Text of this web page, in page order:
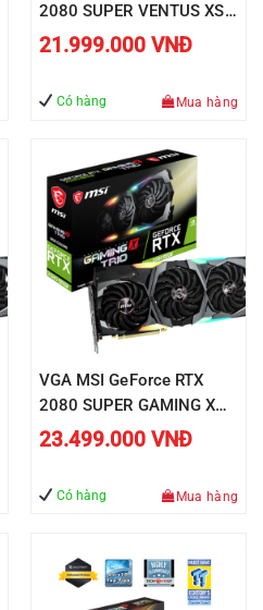
2080 SUPER VENTUS XS
OC
21.999.000 VNĐ
Có hàng Mua hàng
VGA MSI GeForce RTX
2080 SUPER GAMING X
TRIO
23.499.000 VNĐ
Có hàng Mua hàng